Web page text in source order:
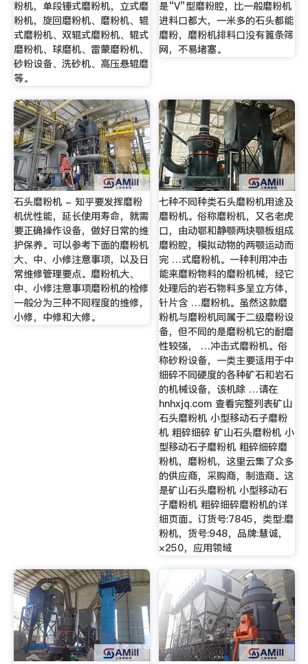
粉机，单段锤式磨粉机，立式磨
粉机，旋回磨粉机、磨粉机、辊
式磨粉机、双辊式磨粉机、辊式
磨粉机、球磨机、雷蒙磨粉机、
砂粉设备、洗砂机、高压悬辊磨
等。
是“V”型磨粉腔，比一般磨粉机
进料口都大，一米多的石头都能
磨粉，磨粉机排料口没有篦条筛
网，不易堵塞。
石头磨粉机 - 知乎要发挥磨粉
机优性能，延长使用寿命，就需
要正确操作设备，做好日常的维
护保养。可以参考下面的磨粉机
大、中、小修注意事项，以及日
常维修管理要点。磨粉机大、
中、小修注意事项磨粉机的检修
一般分为三种不同程度的维修，
小修，中修和大修。
七种不同种类石头磨粉机用途及
磨粉机。俗称磨粉机，又名老虎
口，由动鄂和静颚两块颚板组成
磨粉腔，模拟动物的两颚运动而
完 …式磨粉机。一种利用冲击
能来磨粉物料的磨粉机械，经它
处理后的岩石物料多呈立方体，
针片含 …磨粉机。虽然这款磨
粉机与磨粉机同属于二级磨粉设
备，但不同的是磨粉机它的耐磨
性较强， …冲击式磨粉机。俗
称砂粉设备，一类主要适用于中
细碎不同硬度的各种矿石和岩石
的机械设备，该机除 …请在
hnhxjq.com 查看完整列表矿山
石头磨粉机 小型移动石子磨粉
机 粗碎细碎 矿山石头磨粉机 小
型移动石子磨粉机 粗碎细碎磨
粉机，磨粉机，这里云集了众多
的供应商，采购商，制造商。这
是矿山石头磨粉机 小型移动石
子磨粉机 粗碎细碎磨粉机的详
细页面。订货号:7845，类型:磨
粉机，货号:948，品牌:慧诚，
×250，应用领域